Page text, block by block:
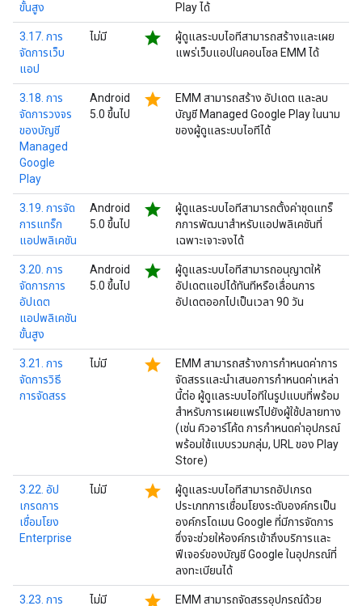
ขั้นสูง
Play ได้
3.17. การ
จัดการเว็บ
แอป
ไม่มี star
ผู้ดูแลระบบไอทีสามารถสร้างและเผย
แพร่เว็บแอปในคอนโซล EMM ได้
3.18. การ
จัดการวงจร
ของบัญชี
Managed
Google
Play
Android
5.0 ขึ้นไป
star
EMM สามารถสร้าง อัปเดต และลบ
บัญชี Managed Google Play ในนาม
ของผู้ดูแลระบบไอทีได้
3.19. การจัด
การแทร็ก
แอปพลิเคชัน
Android
5.0 ขึ้นไป
star
ผู้ดูแลระบบไอทีสามารถตั้งค่าชุดแทร็
กการพัฒนาสำหรับแอปพลิเคชันที่
เฉพาะเจาะจงได้
3.20. การ
จัดการการ
อัปเดต
แอปพลิเคชัน
ขั้นสูง
Android
5.0 ขึ้นไป
star
ผู้ดูแลระบบไอทีสามารถอนุญาตให้
อัปเดตแอปได้ทันทีหรือเลื่อนการ
อัปเดตออกไปเป็นเวลา 90 วัน
3.21. การ
จัดการวิธี
การจัดสรร
ไม่มี star
EMM สามารถสร้างการกำหนดค่าการ
จัดสรรและนำเสนอการกำหนดค่าเหล่า
นี้ต่อ ผู้ดูแลระบบไอทีในรูปแบบที่พร้อม
สำหรับการเผยแพร่ไปยังผู้ใช้ปลายทาง
(เช่น คิวอาร์โค้ด การกำหนดค่าอุปกรณ์
พร้อมใช้แบบรวมกลุ่ม, URL ของ Play
Store)
3.22. อัป
เกรดการ
เชื่อมโยง
Enterprise
ไม่มี star
ผู้ดูแลระบบไอทีสามารถอัปเกรด
ประเภทการเชื่อมโยงระดับองค์กรเป็น
องค์กรโดเมน Google ที่มีการจัดการ
ซึ่งจะช่วยให้องค์กรเข้าถึงบริการและ
ฟีเจอร์ของบัญชี Google ในอุปกรณ์ที่
ลงทะเบียนได้
3.23. การ ไม่มี star EMM สามารถจัดสรรอุปกรณ์ด้วย